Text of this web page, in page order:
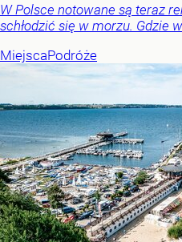
W Polsce notowane są teraz
schłodzić się w morzu. Gdzie
MiejscaPodróże